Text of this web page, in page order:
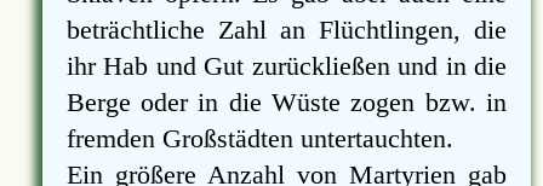
beträchtliche Zahl an Flüchtlingen, die
ihr Hab und Gut zurückließen und in die
Berge oder in die Wüste zogen bzw. in
fremden Großstädten untertauchten.
Ein größere Anzahl von Martyrien gab